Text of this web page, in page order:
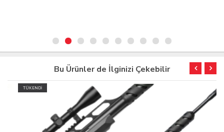
Bu Ürünler de İlginizi Çekebilir
TÜKENDİ